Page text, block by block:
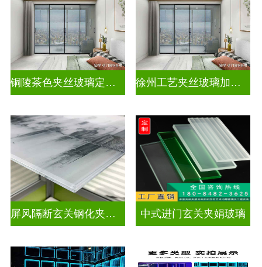
铜陵茶色夹丝玻璃定制电话 徐州工艺夹丝玻璃加工企业
屏风隔断玄关钢化夹胶艺术玻璃 中式进门玄关夹娟玻璃